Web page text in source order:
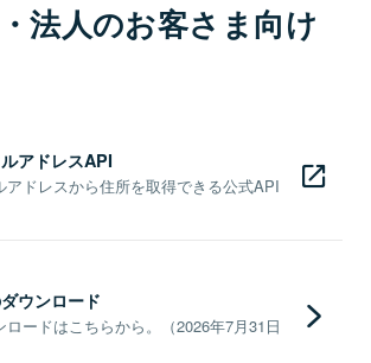
法人のお客さま向け
アドレスAPI
アドレスから住所を取得できる公式API
ウンロード
ードはこちらから。（2026年7月31日